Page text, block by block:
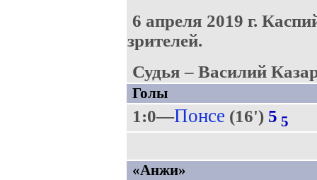
6 апреля 2019 г.
зрителей.
Судья – Василий
Голы
1:0—Понсе (16') 5 5
«Анжи»